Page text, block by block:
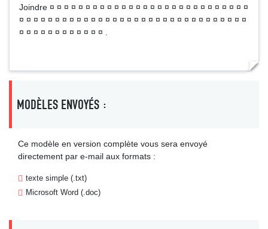
Joindre ¤ ¤ ¤ ¤ ¤ ¤ ¤ ¤ ¤ ¤ ¤ ¤ ¤ ¤ ¤ ¤ ¤ ¤ ¤ ¤ ¤ ¤ ¤ ¤ ¤ ¤ ¤ ¤
¤ ¤ ¤ ¤ ¤ ¤ ¤ ¤ ¤ ¤ ¤ ¤ ¤ ¤ ¤ ¤ ¤ ¤ ¤ ¤ ¤ ¤ ¤ ¤ ¤ ¤ ¤ ¤ ¤ ¤ ¤ ¤
¤ ¤ ¤ ¤ ¤ ¤ ¤ ¤ ¤ ¤ ¤ ¤ .
MODÈLES ENVOYÉS :
Ce modèle en version complète vous sera envoyé
directement par e-mail aux formats :
texte simple (.txt)
Microsoft Word (.doc)